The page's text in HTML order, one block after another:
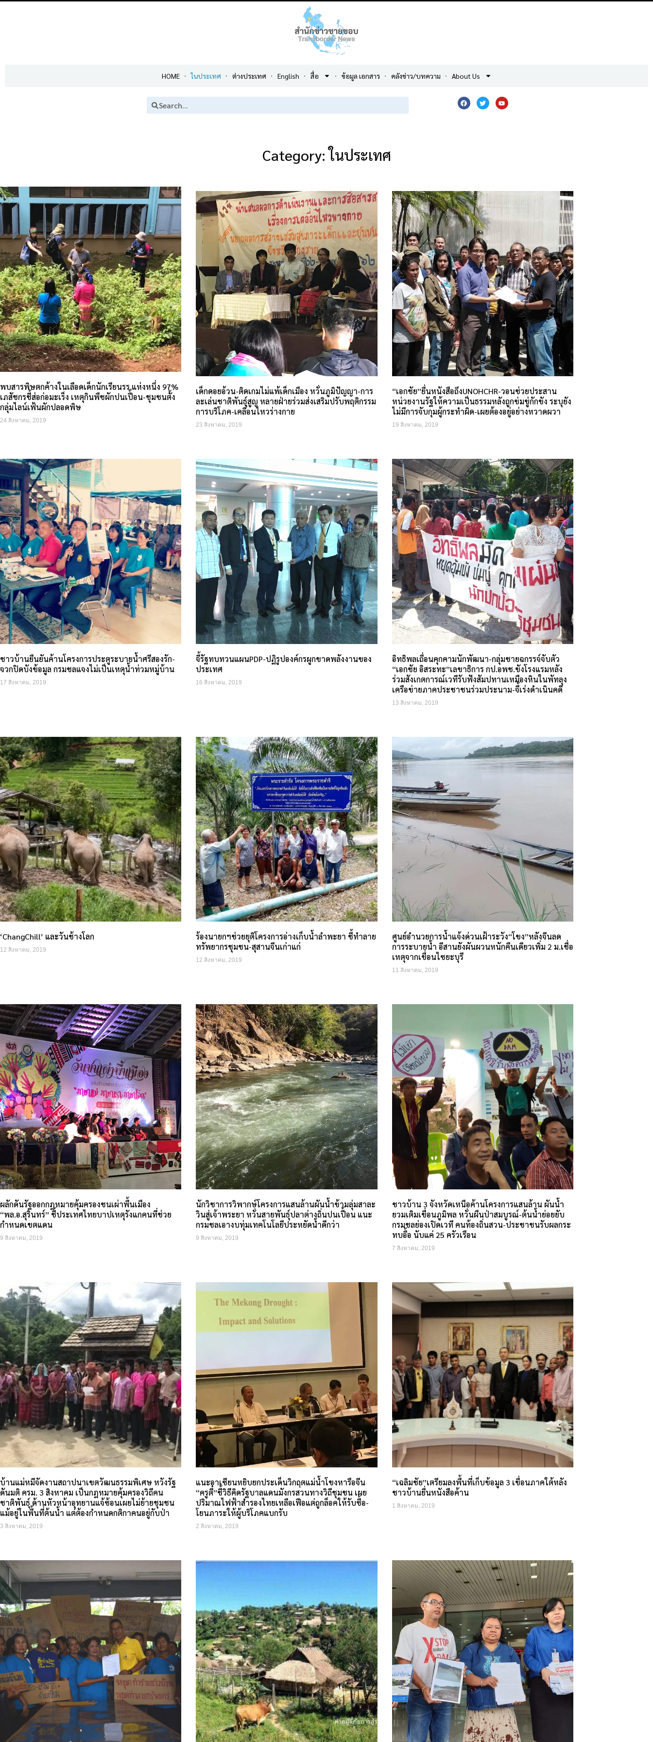
HOME ในประเทศ ต่างประเทศ English สื่อ ข้อมูล เอกสาร คลังข่าว/บทความ About Us
Category: ในประเทศ
พบสารพิษตกค้างในเลือดเด็กนักเรียนรร.แห่งหนึ่ง 97%
เภสัชกรชี้ส่อก่อมะเร็ง เหตุกินพืชผักปนเปื้อน-ชุมชนตั้ง
กลุ่มไลน์เฟ้นผักปลอดพิษ
24 สิงหาคม, 2019
เด็กดอยอ้วน-ติดเกมไม่แพ้เด็กเมือง หวั่นภูมิปัญญา-การ
ละเล่นชาติพันธุ์สูญ หลายฝ่ายร่วมส่งเสริมปรับพฤติกรรม
การบริโภค-เคลื่อนไหวร่างกาย
23 สิงหาคม, 2019
“เอกชัย”ยื่นหนังสือถึงUNOHCHR-วอนช่วยประสาน
หน่วยงานรัฐให้ความเป็นธรรมหลังถูกข่มขู่กักขัง ระบุยัง
ไม่มีการจับกุมผู้กระทำผิด-เผยต้องอยู่อย่างหวาดผวา
19 สิงหาคม, 2019
ชาวบ้านยืนยันค้านโครงการประตูระบายน้ำศรีสองรัก-
จวกปิดบังข้อมูล กรมชลแจงไม่เป็นเหตุน้ำท่วมหมู่บ้าน
17 สิงหาคม, 2019
จี้รัฐทบทวนแผนPDP-ปฏิรูปองค์กรผูกขาดพลังงานของ
ประเทศ
16 สิงหาคม, 2019
อิทธิพลเถื่อนคุกคามนักพัฒนา-กลุ่มชายฉกรรจ์จับตัว
“เอกชัย อิสระทะ”เลขาธิการ กป.อพช.ขังโรงแรมหลัง
ร่วมสังเกตการณ์เวทีรับฟังสัมปทานเหมืองหินในพัทลุง
เครือข่ายภาคประชาชนร่วมประนาม-จี้เร่งดำเนินคดี
13 สิงหาคม, 2019
‘ChangChill’ และวันช้างโลก
12 สิงหาคม, 2019
ร้องนายกฯช่วยยุติโครงการอ่างเก็บน้ำลำพะยา ชี้ทำลาย
ทรัพยากรชุมชน-สุสานจีนเก่าแก่
12 สิงหาคม, 2019
ศูนย์อำนวยการน้ำแจ้งด่วนเฝ้าระวัง“โขง”หลังจีนลด
การระบายน้ำ อีสานยังผันผวนหนักคืนเดียวเพิ่ม 2 ม.เชื่อ
เหตุจากเขื่อนไซยะบุรี
11 สิงหาคม, 2019
ผลักดันรัฐออกกฎหมายคุ้มครองชนเผ่าพื้นเมือง
“พล.อ.สุรินทร์” ชี้ประเทศไทยบาปเหตุรังแกคนที่ช่วย
กำหนดเขตแดน
9 สิงหาคม, 2019
นักวิชาการวิพากษ์โครงการแสนล้านผันน้ำข้ามลุ่มสาละ
วินสู่เจ้าพระยา หวั่นสายพันธุ์ปลาต่างถิ่นปนเปื้อน แนะ
กรมชลเอางบทุ่มเทคโนโลยีประหยัดน้ำดีกว่า
9 สิงหาคม, 2019
ชาวบ้าน 3 จังหวัดเหนือค้านโครงการแสนล้าน ผันน้ำ
ยวมเติมเขื่อนภูมิพล หวั่นผืนป่าสมบูรณ์-ต้นน้ำย่อยยับ
กรมชลย่องเปิดเวที คนท้องถิ่นสวน-ประชาชนรับผลกระ
ทบอื้อ นับแค่ 25 ครัวเรือน
7 สิงหาคม, 2019
บ้านแม่หมีจัดงานสถาปนาเขตวัฒนธรรมพิเศษ หวังรัฐ
ดันมติ ครม. 3 สิงหาคม เป็นกฎหมายคุ้มครองวิถีคน
ชาติพันธุ์ ด้านหัวหน้าอุทยานแจ้ซ้อนเผยไม่ย้ายชุมชน
แม้อยู่ในพื้นที่ต้นน้ำ แต่ต้องกำหนดกติกาคนอยู่กับป่า
3 สิงหาคม, 2019
แนะอาเซียนหยิบยกประเด็นวิกฤตแม่น้ำโขงหารือจีน
“ครูตี๋”ชี้วิธีคิดรัฐบาลแดนมังกรสวนทางวิถีชุมชน เผย
ปริมาณไฟฟ้าสำรองไทยเหลือเฟือแต่ถูกล็อคให้รับซื้อ-
โยนภาระให้ผู้บริโภคแบกรับ
2 สิงหาคม, 2019
“เฉลิมชัย”เตรียมลงพื้นที่เก็บข้อมูล 3 เขื่อนภาคใต้หลัง
ชาวบ้านยื่นหนังสือค้าน
1 สิงหาคม, 2019